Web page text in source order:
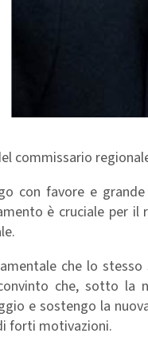
commissario
con favore e
è cruciale per
che lo
che, sotto la
e sostengo la
forti motivazioni.